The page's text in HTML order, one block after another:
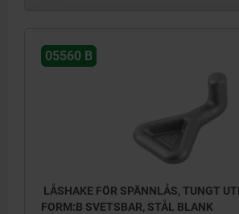
05560 B
LÅSHAKE FÖR SPÄNNLÅS, TUNGT
FORM:B SVETSBAR, STÅL BLANK